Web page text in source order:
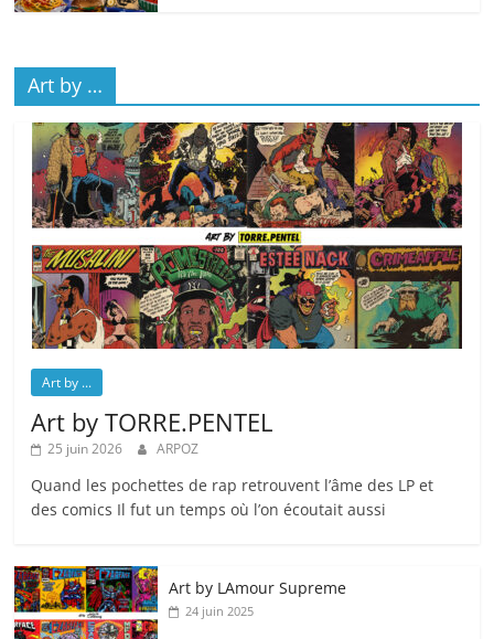
Art by …
Art by ...
Art by TORRE.PENTEL
25 juin 2026 ARPOZ
Quand les pochettes de rap retrouvent l’âme des LP et
des comics Il fut un temps où l’on écoutait aussi
Art by LAmour Supreme
24 juin 2025